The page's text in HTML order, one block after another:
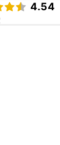
4.54